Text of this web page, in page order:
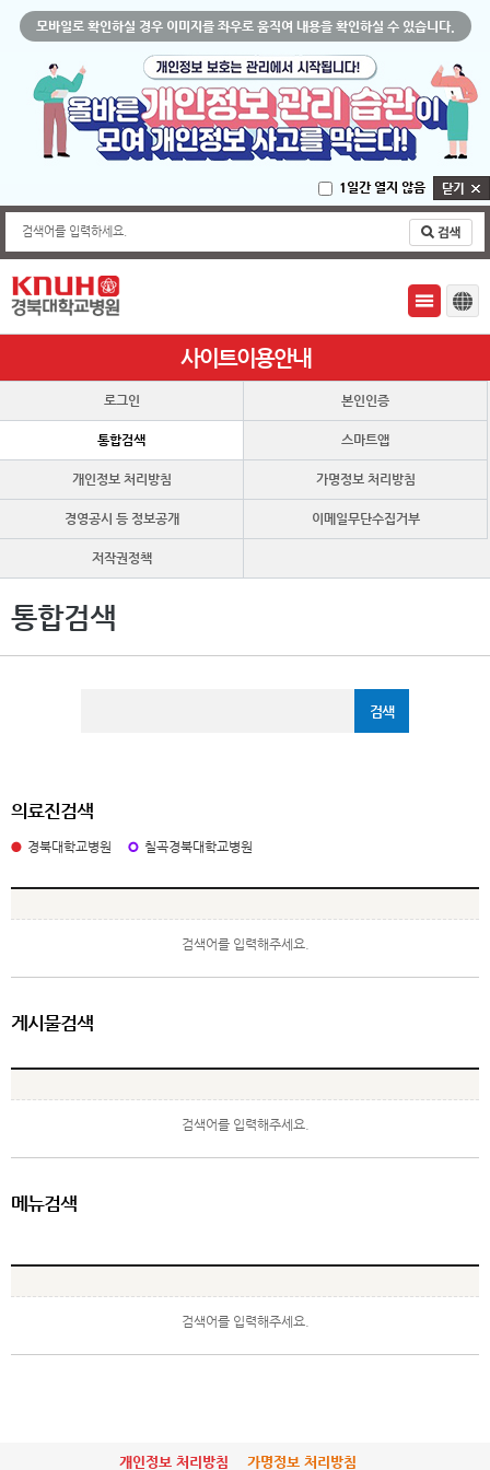
모바일로 확인하실 경우 이미지를 좌우로 움직여 내용을 확인하실 수 있습니다.
1일간 열지 않음
검색어를 입력하세요.
사이트이용안내
로그인 본인인증
통합검색 스마트앱
개인정보 처리방침 가명정보 처리방침
경영공시 등 정보공개 이메일무단수집거부
저작권정책
통합검색
의료진검색
경북대학교병원 칠곡경북대학교병원
검색어를 입력해주세요.
게시물검색
검색어를 입력해주세요.
메뉴검색
검색어를 입력해주세요.
개인정보 처리방침 가명정보 처리방침